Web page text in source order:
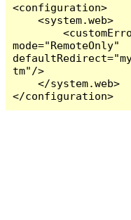
<configuration>
    <system.web>
        <customErrors
mode="RemoteOnly"
tm"/>
    </system.web>
</configuration>